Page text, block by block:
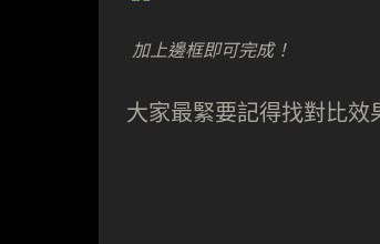
加上邊框即可完成！
大家最緊要記得找對比效